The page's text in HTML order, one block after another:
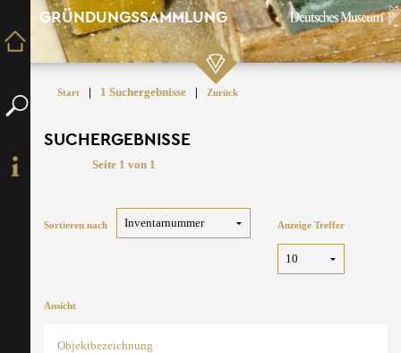
GRÜNDUNGSSAMMLUNG
Start | 1 Suchergebnisse | Zurück
SUCHERGEBNISSE
Seite 1 von 1
Sortieren nach Anzeige Treffer
Ansicht
Objektbezeichnung